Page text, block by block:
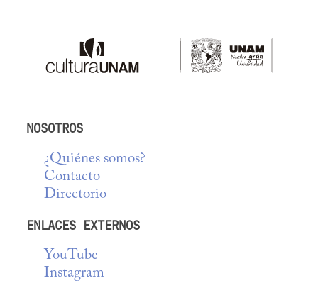
NOSOTROS
¿Quiénes somos?
Contacto
Directorio
ENLACES EXTERNOS
YouTube
Instagram